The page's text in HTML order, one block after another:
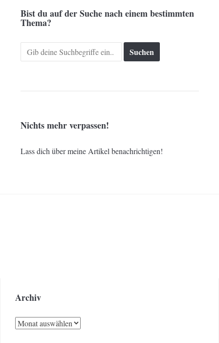
Bist du auf der Suche nach einem bestimmten
Thema?
Search
for:
Nichts mehr verpassen!
Lass dich über meine Artikel benachrichtigen!
Archiv
Archiv